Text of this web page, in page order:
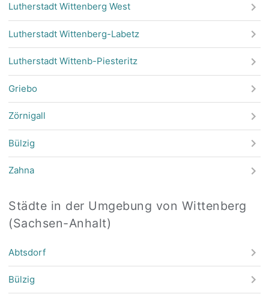
Lutherstadt Wittenberg West
Lutherstadt Wittenberg-Labetz
Lutherstadt Wittenb-Piesteritz
Griebo
Zörnigall
Bülzig
Zahna
Städte in der Umgebung von Wittenberg
(Sachsen-Anhalt)
Abtsdorf
Bülzig